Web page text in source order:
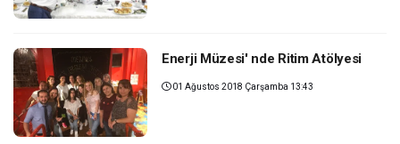
Enerji Müzesi' nde Ritim Atölyesi
01 Ağustos 2018 Çarşamba 13:43